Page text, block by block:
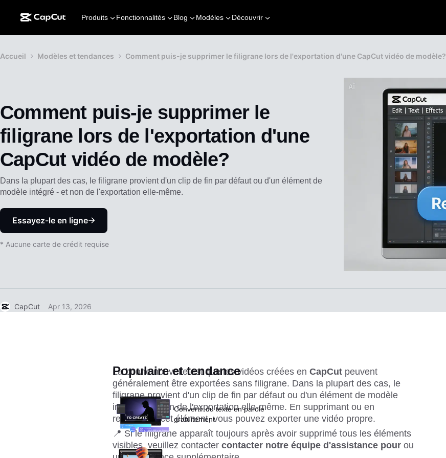
Produits Fonctionnalités Blog Modèles Découvrir
Accueil Modèles et tendances Comment puis-je supprimer le filigrane lors de l'exportation d'une CapCut vidéo de modèle?
Comment puis-je supprimer le
filigrane lors de l'exportation d'une
CapCut vidéo de modèle?
Dans la plupart des cas, le filigrane provient d'un clip de fin par défaut ou d'un élément de
modèle intégré - et non de l'exportation elle-même.
Essayez-le en ligne
* Aucune carte de crédit requise
CapCut Apr 13, 2026
La bonne nouvelle est que les vidéos créées en CapCut peuvent
généralement être exportées sans filigrane. Dans la plupart des cas, le
filigrane provient d'un clip de fin par défaut ou d'un élément de modèle
intégré - et non de l'exportation elle-même. En supprimant ou en
remplaçant cet élément, vous pouvez exporter une vidéo propre.
📍 Si le filigrane apparaît toujours après avoir supprimé tous les éléments
visibles, veuillez contacter contacter notre équipe d'assistance pour ou
Populaire et tendance
Convertir du texte en parole
gratuitement